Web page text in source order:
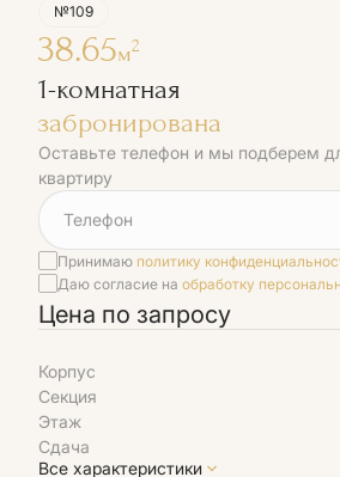
№109
38.65м2
1-комнатная
забронирована
Оставьте телефон и мы подберем
квартиру
Принимаю политику
Даю согласие на обработку
Цена по запросу
Корпус
Секция
Этаж
Сдача
Все характеристики